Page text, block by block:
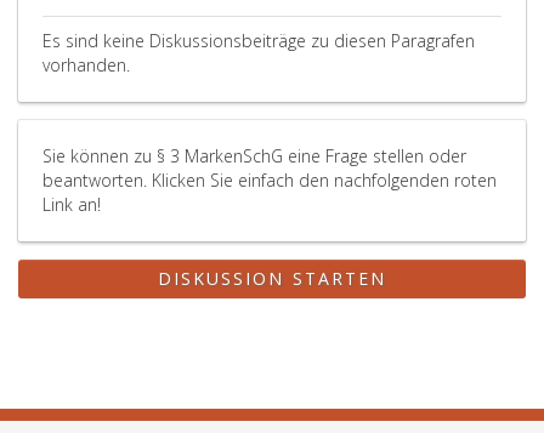
Es sind keine Diskussionsbeiträge zu diesen Paragrafen
vorhanden.
Sie können zu § 3 MarkenSchG eine Frage stellen oder
beantworten. Klicken Sie einfach den nachfolgenden roten
Link an!
DISKUSSION STARTEN